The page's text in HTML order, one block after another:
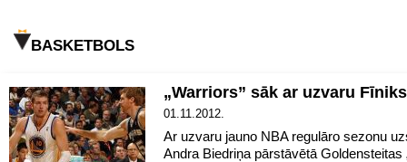
BASKETBOLS
„Warriors” sāk ar uzvaru
01.11.2012.
Ar uzvaru jauno NBA regulāro sezonu
Andra Biedriņa pārstāvētā Goldensteitas